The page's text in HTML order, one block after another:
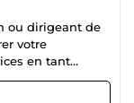
ou dirigeant de
votre
en tant
pour vous aider
et vous